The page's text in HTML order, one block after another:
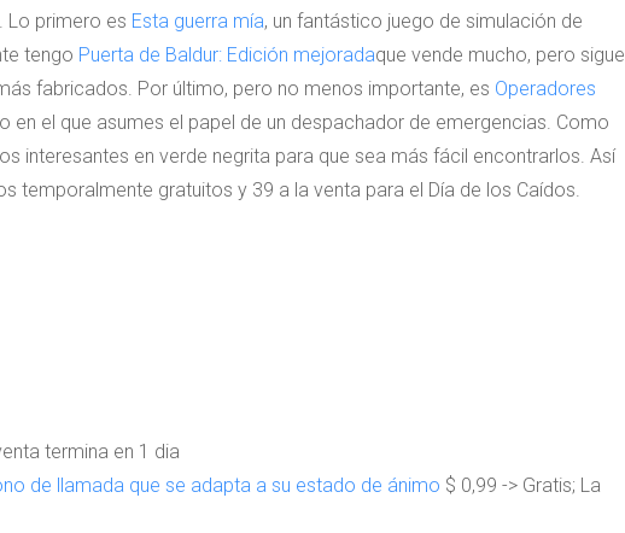
Lo primero es Esta guerra mía, un fantástico juego de simulación de
tengo Puerta de Baldur: Edición mejoradaque vende mucho, pero sigue
fabricados. Por último, pero no menos importante, es Operadores
en el que asumes el papel de un despachador de emergencias. Como
interesantes en verde negrita para que sea más fácil encontrarlos. Así
temporalmente gratuitos y 39 a la venta para el Día de los Caídos.
termina en 1 dia
de llamada que se adapta a su estado de ánimo $ 0,99 -> Gratis; La